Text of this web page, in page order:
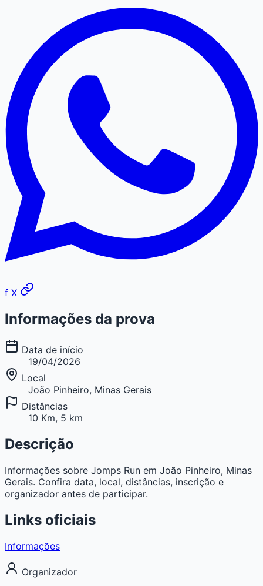
f X
Informações da prova
Data de início
19/04/2026
Local
João Pinheiro, Minas Gerais
Distâncias
10 Km, 5 km
Descrição
Informações sobre Jomps Run em João Pinheiro, Minas
Gerais. Confira data, local, distâncias, inscrição e
organizador antes de participar.
Links oficiais
Informações
Organizador